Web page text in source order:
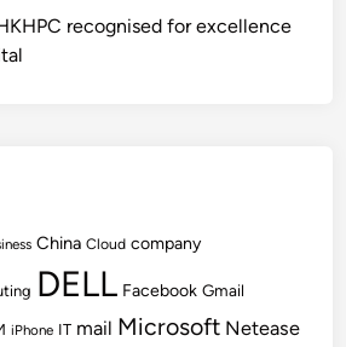
recognised for excellence
China Cloud company
DELL Facebook Gmail
iPhone IT mail Microsoft Netease